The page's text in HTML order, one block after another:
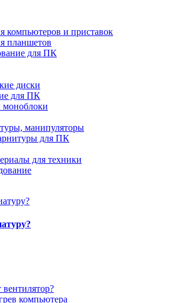
компьютеров и приставок
планшетов
для ПК
диски
для ПК
манипуляторы
для ПК
для техники
компьютера